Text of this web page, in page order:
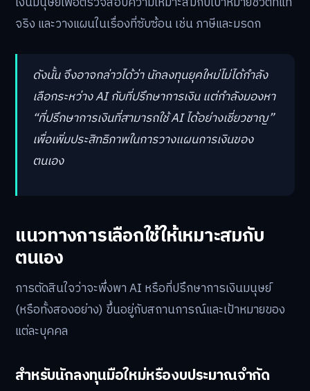
จริง และวางแผนในเรื่องที่ซับซ้อน เช่น ภาษีและมรดก
ดังนั้น จึงอาจกล่าวได้ว่า นักลงทุนยุคใหม่ไม่ได้กำลัง
เลือกระหว่าง AI กับที่ปรึกษาการเงิน แต่กำลังมองหา
“ที่ปรึกษาการเงินที่สามารถใช้ AI ได้อย่างเชี่ยวชาญ”
เพื่อเพิ่มประสิทธิภาพในการวางแผนการเงินของ
ตนเอง
แนวทางการเลือกใช้ให้เหมาะสมกับ
ตนเอง
การตัดสินใจว่าจะพึ่งพา AI หรือที่ปรึกษาการเงินมนุษย์
(หรือทั้งสองอย่าง) ขึ้นอยู่กับสถานการณ์และเป้าหมายของ
แต่ละบุคคล
สำหรับนักลงทุนมือใหม่หรืองบประมาณจำกัด